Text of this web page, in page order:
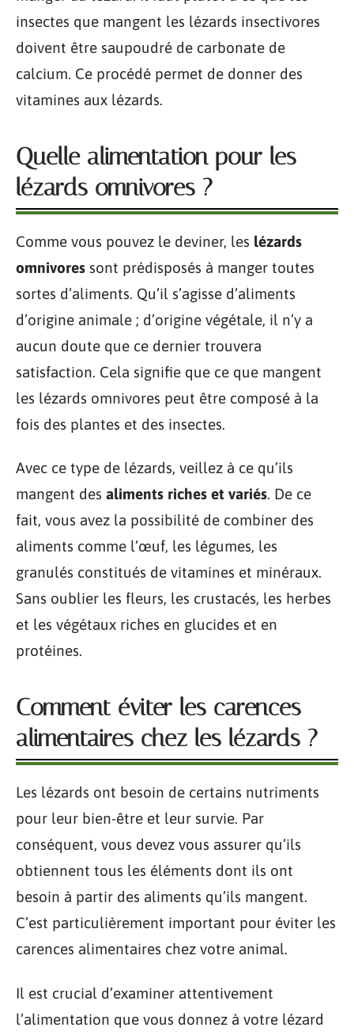
insectes que mangent les lézards insectivores
doivent être saupoudré de carbonate de
calcium. Ce procédé permet de donner des
vitamines aux lézards.
Quelle alimentation pour les
lézards omnivores ?
Comme vous pouvez le deviner, les lézards
omnivores sont prédisposés à manger toutes
sortes d’aliments. Qu’il s’agisse d’aliments
d’origine animale ; d’origine végétale, il n’y a
aucun doute que ce dernier trouvera
satisfaction. Cela signifie que ce que mangent
les lézards omnivores peut être composé à la
fois des plantes et des insectes.
Avec ce type de lézards, veillez à ce qu’ils
mangent des aliments riches et variés. De ce
fait, vous avez la possibilité de combiner des
aliments comme l’œuf, les légumes, les
granulés constitués de vitamines et minéraux.
Sans oublier les fleurs, les crustacés, les herbes
et les végétaux riches en glucides et en
protéines.
Comment éviter les carences
alimentaires chez les lézards ?
Les lézards ont besoin de certains nutriments
pour leur bien-être et leur survie. Par
conséquent, vous devez vous assurer qu’ils
obtiennent tous les éléments dont ils ont
besoin à partir des aliments qu’ils mangent.
C’est particulièrement important pour éviter les
carences alimentaires chez votre animal.
Il est crucial d’examiner attentivement
l’alimentation que vous donnez à votre lézard